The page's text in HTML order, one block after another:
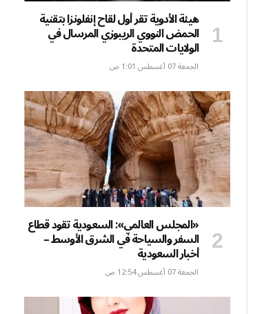
هيئة الأدوية تقر أول لقاح إنفلونزا بتقنية
الحمض النووي الريبوزي المرسال في
الولايات المتحدة
الجمعة 07 أغسطس 1:01 ص
«المجلس العالمي»: السعودية تقود قطاع
السفر والسياحة في الشرق الأوسط –
أخبار السعودية
الجمعة 07 أغسطس 12:54 ص